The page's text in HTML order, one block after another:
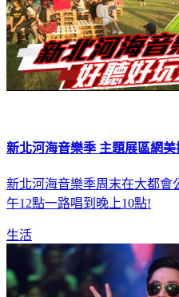
新北河海音樂季 主題展區網美
新北河海音樂季周末在大都會
午12點一路唱到晚上10點!
生活